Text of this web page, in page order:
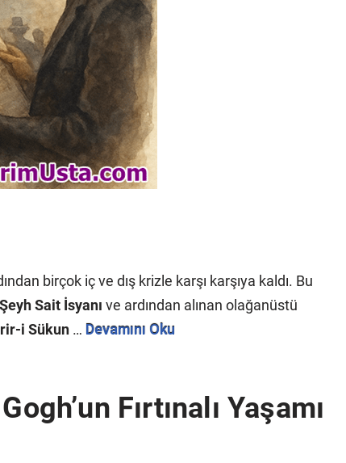
birçok iç ve dış krizle karşı karşıya kaldı. Bu
Şeyh Sait İsyanı ve ardından alınan olağanüstü
i Sükun … Devamını Oku
Fırtınalı Yaşamı